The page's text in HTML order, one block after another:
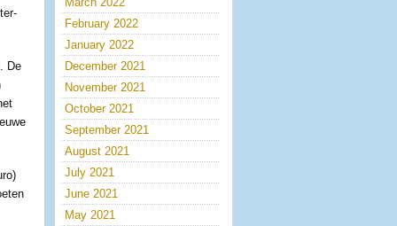
De
February 2022
January 2022
December 2021
November 2021
October 2021
September 2021
August 2021
July 2021
June 2021
May 2021